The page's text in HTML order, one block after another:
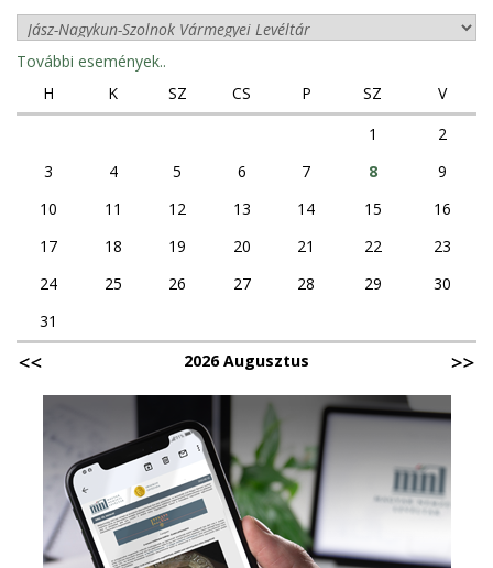
További események..
H
K SZ CS P SZ
V
1
2
3
4 5 6 7 8
9
10
11 12 13 14 15
16
17
18 19 20 21 22
23
24
25 26 27 28 29
30
31
2026 Augusztus